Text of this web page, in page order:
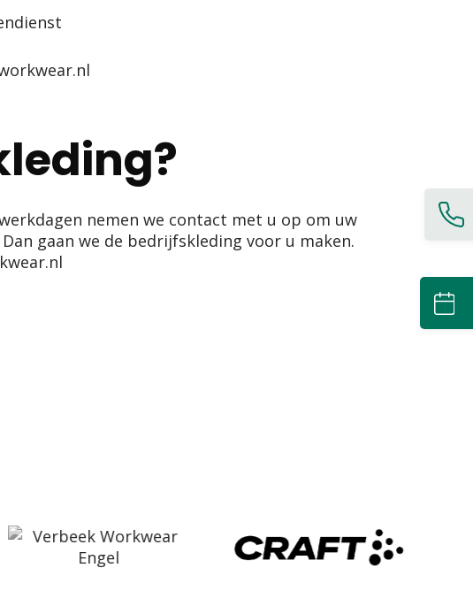
nemen we contact met u op om uw
gaan we de bedrijfskleding voor u maken.